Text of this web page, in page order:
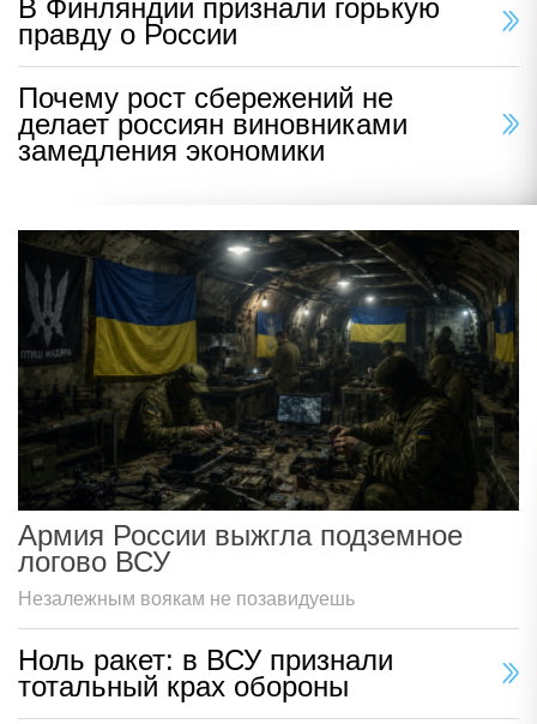
В Финляндии признали горькую
правду о России
Почему рост сбережений не
делает россиян виновниками
замедления экономики
Армия России выжгла подземное
логово ВСУ
Незалежным воякам не позавидуешь
Ноль ракет: в ВСУ признали
тотальный крах обороны